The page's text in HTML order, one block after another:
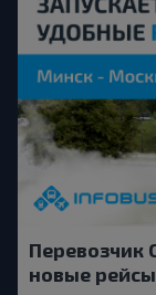
Перевозчик
новые